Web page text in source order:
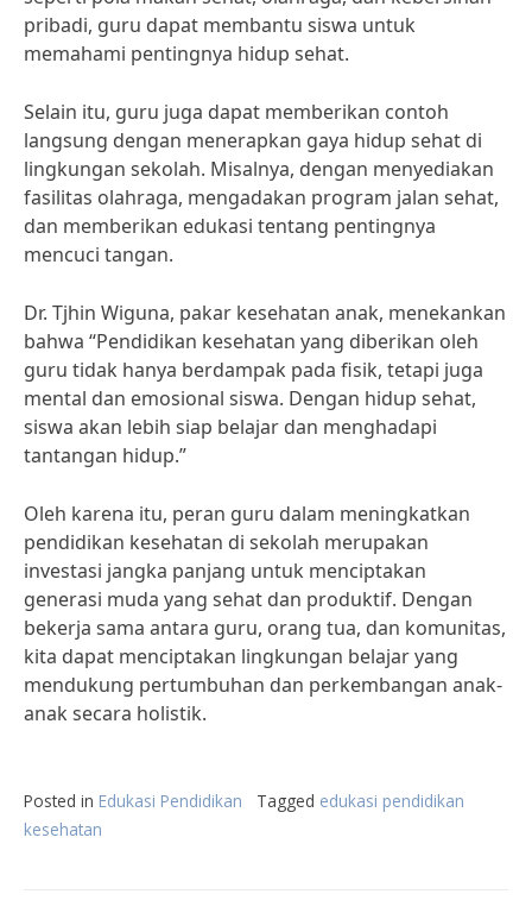
pribadi, guru dapat membantu siswa untuk
memahami pentingnya hidup sehat.
Selain itu, guru juga dapat memberikan contoh
langsung dengan menerapkan gaya hidup sehat di
lingkungan sekolah. Misalnya, dengan menyediakan
fasilitas olahraga, mengadakan program jalan sehat,
dan memberikan edukasi tentang pentingnya
mencuci tangan.
Dr. Tjhin Wiguna, pakar kesehatan anak, menekankan
bahwa “Pendidikan kesehatan yang diberikan oleh
guru tidak hanya berdampak pada fisik, tetapi juga
mental dan emosional siswa. Dengan hidup sehat,
siswa akan lebih siap belajar dan menghadapi
tantangan hidup.”
Oleh karena itu, peran guru dalam meningkatkan
pendidikan kesehatan di sekolah merupakan
investasi jangka panjang untuk menciptakan
generasi muda yang sehat dan produktif. Dengan
bekerja sama antara guru, orang tua, dan komunitas,
kita dapat menciptakan lingkungan belajar yang
mendukung pertumbuhan dan perkembangan anak-
anak secara holistik.
Posted in Edukasi Pendidikan Tagged edukasi pendidikan
kesehatan